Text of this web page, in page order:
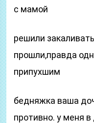
с мамой
решили
прошли,правда
припухшим
бедняжка ваша
противно. у меня